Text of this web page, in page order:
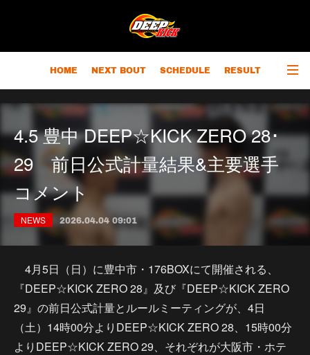
HOME NEXT BOUT SCHEDULE RESULT
RANKING CHAMPIONS OUTLINE
4.5 豊中 DEEP☆KICK ZERO 28･
29 前日公式計量結果&主要選手
コメント
NEWS 2026.04.04 09:01
4月5日（日）に豊中市・176BOXにて開催される、
『DEEP☆KICK ZERO 28』及び『DEEP☆KICK ZERO
29』の前日公式計量とルールミーティングが、4日
（土）14時00分よりDEEP☆KICK ZERO 28、15時00分
よりDEEP☆KICK ZERO 29、それぞれが大阪市・ホテ